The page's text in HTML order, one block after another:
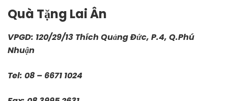
Quà Tặng Lai Ân
VPGD: 120/29/13 Thích Quảng Đức, P.4, Q.Phú
Nhuận
Tel: 08 – 6671 1024